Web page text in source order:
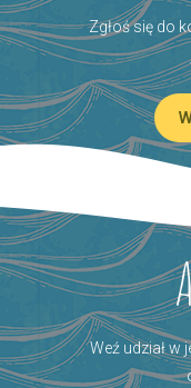
Zgłoś się do
Weź udział w